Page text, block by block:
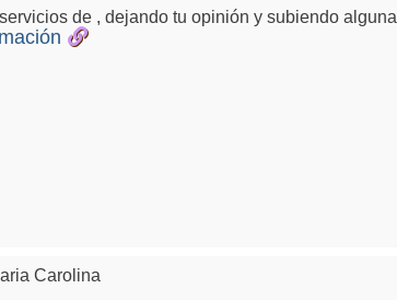
de , dejando tu opinión y subiendo
Carolina